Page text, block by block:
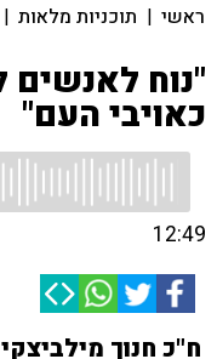
ראשי | תוכניות מלאות |
"נוח
כאויבי העם"
12:49
ח"כ חנוך